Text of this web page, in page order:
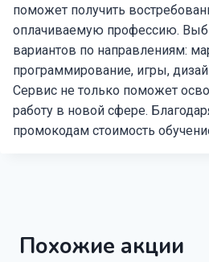
поможет получить
оплачиваемую профессию.
вариантов по направлениям:
программирование, игры,
Сервис не только поможет
работу в новой сфере.
промокодам стоимость
Похожие акции